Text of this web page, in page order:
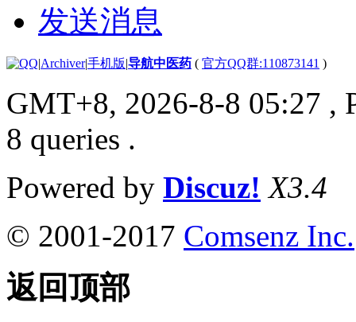
发送消息
|Archiver|手机版|导航中医药 ( 官方QQ群:110873141 )
GMT+8, 2026-8-8 05:27 ,
8 queries .
Powered by Discuz! X3.4
© 2001-2017 Comsenz Inc.
返回顶部